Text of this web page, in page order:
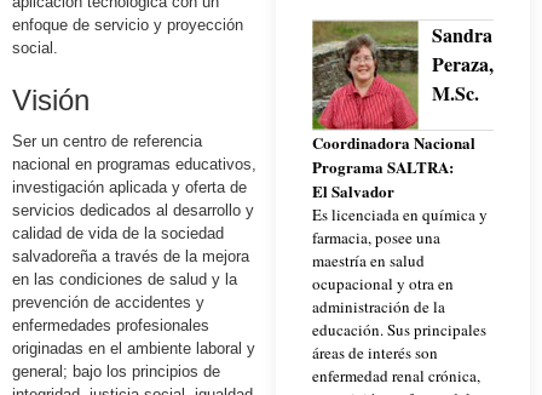
enfoque de servicio y proyección
social.
Visión
Ser un centro de referencia
nacional en programas educativos,
investigación aplicada y oferta de
servicios dedicados al desarrollo y
calidad de vida de la sociedad
salvadoreña a través de la mejora
en las condiciones de salud y la
prevención de accidentes y
enfermedades profesionales
originadas en el ambiente laboral y
general; bajo los principios de
Sandra
Peraza,
M.Sc.
Coordinadora Nacional
Programa SALTRA:
El Salvador
Es licenciada en química y
farmacia, posee una
maestría en salud
ocupacional y otra en
administración de la
educación. Sus principales
áreas de interés son
enfermedad renal crónica,